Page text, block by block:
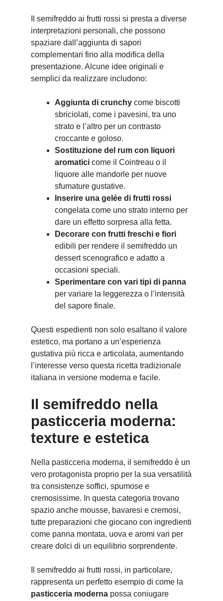
Il semifreddo ai frutti rossi si presta a diverse
interpretazioni personali, che possono
spaziare dall’aggiunta di sapori
complementari fino alla modifica della
presentazione. Alcune idee originali e
semplici da realizzare includono:
Aggiunta di crunchy come biscotti
sbriciolati, come i pavesini, tra uno
strato e l’altro per un contrasto
croccante e goloso.
Sostituzione del rum con liquori
aromatici come il Cointreau o il
liquore alle mandorle per nuove
sfumature gustative.
Inserire una gelée di frutti rossi
congelata come uno strato interno per
dare un effetto sorpresa alla fetta.
Decorare con frutti freschi e fiori
edibili per rendere il semifreddo un
dessert scenografico e adatto a
occasioni speciali.
Sperimentare con vari tipi di panna
per variare la leggerezza o l’intensità
del sapore finale.
Questi espedienti non solo esaltano il valore
estetico, ma portano a un’esperienza
gustativa più ricca e articolata, aumentando
l’interesse verso questa ricetta tradizionale
italiana in versione moderna e facile.
Il semifreddo nella
pasticceria moderna:
texture e estetica
Nella pasticceria moderna, il semifreddo è un
vero protagonista proprio per la sua versatilità
tra consistenze soffici, spumose e
cremosissime. In questa categoria trovano
spazio anche mousse, bavaresi e cremosi,
tutte preparazioni che giocano con ingredienti
come panna montata, uova e aromi vari per
creare dolci di un equilibrio sorprendente.
Il semifreddo ai frutti rossi, in particolare,
rappresenta un perfetto esempio di come la
pasticceria moderna possa coniugare